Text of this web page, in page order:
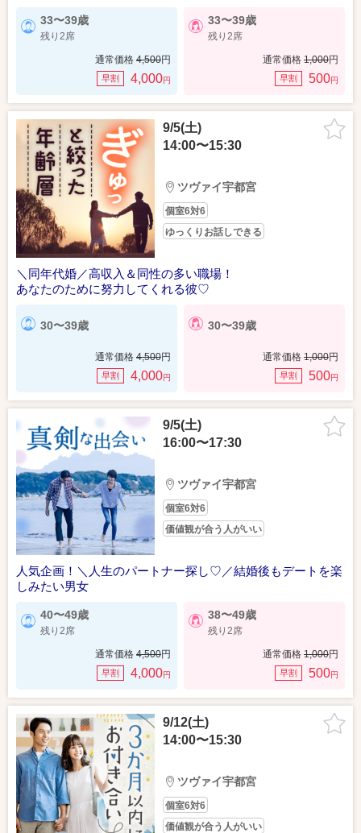
33〜39歳
残り2席
通常価格 4,500円
早割 4,000円
33〜39歳
残り2席
通常価格 1,000円
早割 500円
9/5(土)
14:00〜15:30
ツヴァイ宇都宮
個室6対6
ゆっくりお話しできる
＼同年代婚／高収入＆同性の多い職場！
あなたのために努力してくれる彼♡
30〜39歳
通常価格 4,500円
早割 4,000円
30〜39歳
通常価格 1,000円
早割 500円
9/5(土)
16:00〜17:30
ツヴァイ宇都宮
個室6対6
価値観が合う人がいい
人気企画！＼人生のパートナー探し♡／結婚後もデートを楽
しみたい男女
40〜49歳
残り2席
通常価格 4,500円
早割 4,000円
38〜49歳
残り2席
通常価格 1,000円
早割 500円
9/12(土)
14:00〜15:30
ツヴァイ宇都宮
個室6対6
価値観が合う人がいい